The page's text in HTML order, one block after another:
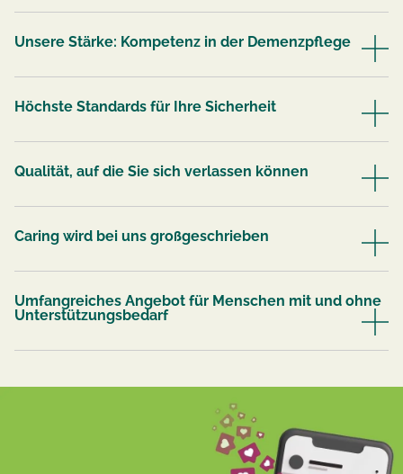
Unsere Stärke: Kompetenz in der Demenzpflege
Höchste Standards für Ihre Sicherheit
Qualität, auf die Sie sich verlassen können
Caring wird bei uns großgeschrieben
Umfangreiches Angebot für Menschen mit und ohne
Unterstützungsbedarf